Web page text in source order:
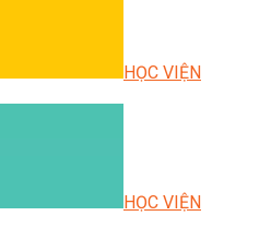
HỌC VIỆN
HỌC VIỆN